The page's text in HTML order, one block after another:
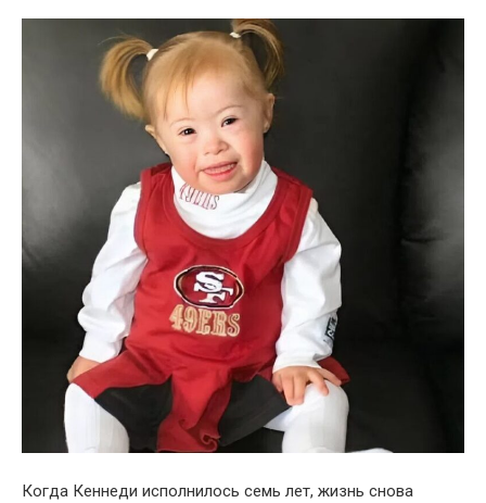
Когда Кеннеди исполнилось семь лет, жизнь снова